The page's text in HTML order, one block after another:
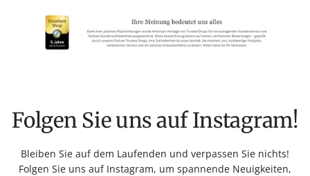
Folgen Sie uns auf Instagram!
Bleiben Sie auf dem Laufenden und verpassen Sie nichts!
Folgen Sie uns auf Instagram, um spannende Neuigkeiten,